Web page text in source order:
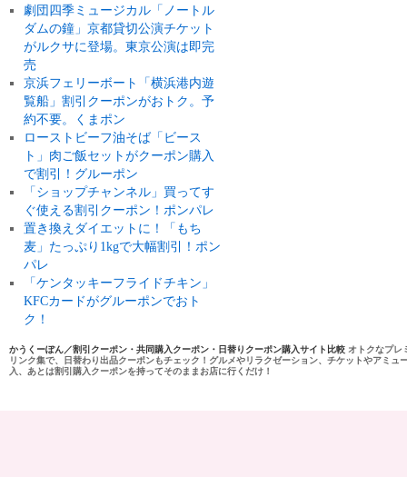
劇団四季ミュージカル「ノートル
ダムの鐘」京都貸切公演チケット
がルクサに登場。東京公演は即完
売
京浜フェリーボート「横浜港内遊
覧船」割引クーポンがおトク。予
約不要。くまポン
ローストビーフ油そば「ビース
ト」肉ご飯セットがクーポン購入
で割引！グルーポン
「ショップチャンネル」買ってす
ぐ使える割引クーポン！ポンパレ
置き換えダイエットに！「もち
麦」たっぷり1kgで大幅割引！ポン
パレ
「ケンタッキーフライドチキン」
KFCカードがグルーポンでおト
ク！
かうくーぽん／割引クーポン・共同購入クーポン・日替りクーポン購入サイト比較 オトクなプレ
リンク集で、日替わり出品クーポンもチェック！グルメやリラクゼーション、チケットやアミ
入、あとは割引購入クーポンを持ってそのままお店に行くだけ！